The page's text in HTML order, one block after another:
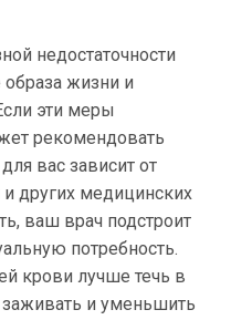
недостаточности
жизни и
эти меры
рекомендовать
вас зависит от
других медицинских
ваш врач подстроит
потребность.
крови лучше течь в
и уменьшить